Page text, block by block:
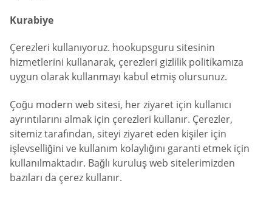
Kurabiye
Çerezleri kullanıyoruz. hookupsguru sitesinin
hizmetlerini kullanarak, çerezleri gizlilik politikamıza
uygun olarak kullanmayı kabul etmiş olursunuz.
Çoğu modern web sitesi, her ziyaret için kullanıcı
ayrıntılarını almak için çerezleri kullanır. Çerezler,
sitemiz tarafından, siteyi ziyaret eden kişiler için
işlevselliğini ve kullanım kolaylığını garanti etmek için
kullanılmaktadır. Bağlı kuruluş web sitelerimizden
bazıları da çerez kullanır.